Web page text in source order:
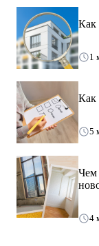
Как
1
Как
5
Чем
4